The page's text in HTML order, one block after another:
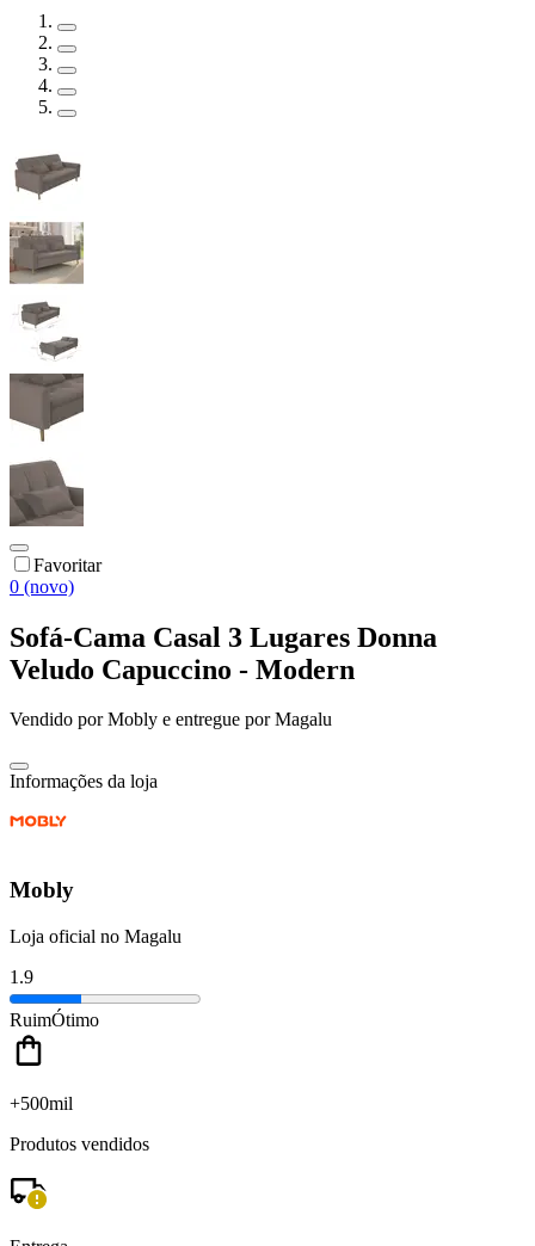
Favoritar
0 (novo)
Sofá-Cama Casal 3 Lugares Donna
Veludo Capuccino - Modern
Vendido porMobly e entregue por Magalu
Informações da loja
Mobly
Loja oficial no Magalu
1.9
RuimÓtimo
+500mil
Produtos vendidos